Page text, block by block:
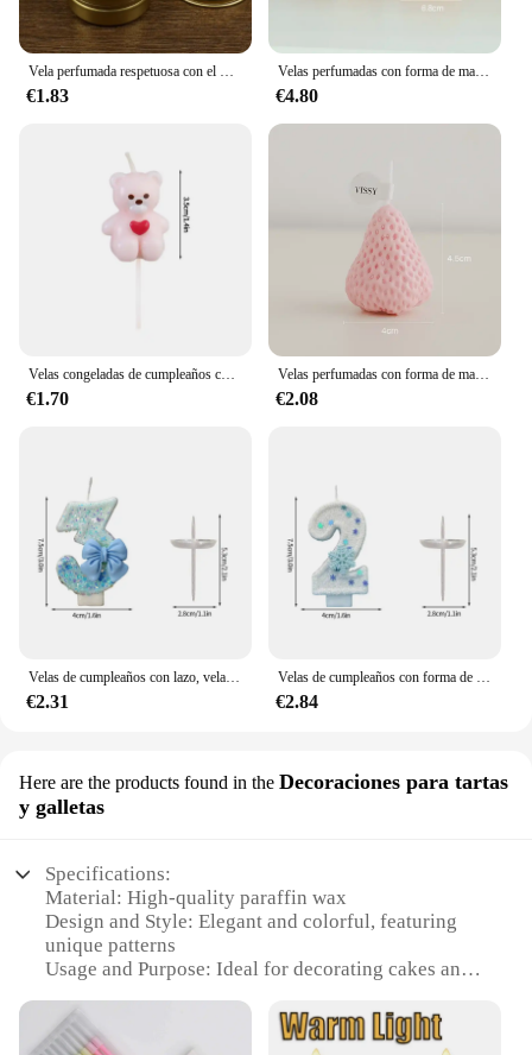
Vela perfumada respetuosa con el medio ambiente, vela de aromaterapia para sellado de cera Natural, decoración de velas, accesorio de sello de sellado DIY
€1.83
Velas perfumadas con forma de mandarina para decoración del hogar, accesorio de tiro de recuerdo, adorno de aromaterapia, Velas perfumadas de naranja feo
€4.80
Velas congeladas de cumpleaños con copos de nieve azules, vela para pastel con números de 0 a 9, adorno para tarta de princesa, decoración para fiesta de cumpleaños, velas decorativas
€1.70
Velas perfumadas con forma de mandarina creativa para decoración del hogar, adorno de utilería de tiro de recuerdo de fresa de fruta, Velas perfumadas de naranja
€2.08
Velas de cumpleaños con lazo, vela con número, vela para pastel, decoración para fiesta de Baby Shower, decoración para tarta, decoración de aniversario, velas cumpleaños
€2.31
Velas de cumpleaños con forma de copo de nieve, vela decorativa con número de lazo y flores para pastel, decoración para Baby Shower, velas para cumpleaños
€2.84
Here are the products found in the Decoraciones para tartas
y galletas
Specifications:
Material: High-quality paraffin wax
Design and Style: Elegant and colorful, featuring
unique patterns
Usage and Purpose: Ideal for decorating cakes and
Type and Category: Specialty candles for festive
occasions